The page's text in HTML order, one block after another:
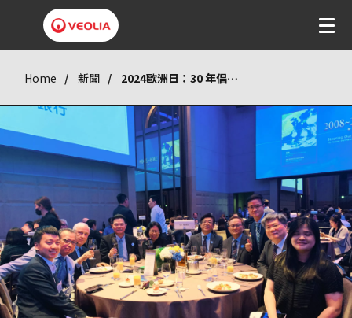
Home 新聞 2024歐洲日：30 年倡議與交流晚宴